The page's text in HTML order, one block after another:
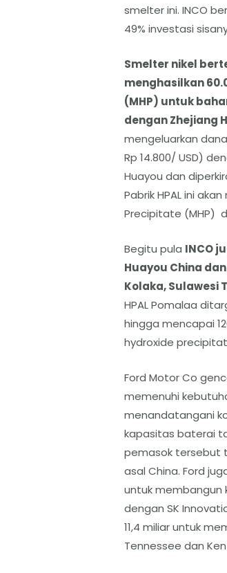
smelter ini. INCO
49% investasi
Smelter nikel
menghasilkan
(MHP) untuk
dengan Zhejiang
mengeluarkan dana
Rp 14.800/ USD)
Huayou dan
Pabrik HPAL ini
Precipitate (MHP)
Begitu pula INCO
Huayou China
Kolaka, Sulawesi
HPAL Pomalaa
hingga mencapai
hydroxide
Ford Motor Co
memenuhi
menandatangani
kapasitas baterai
pemasok tersebut
asal China. Ford
untuk membangun
dengan SK
11,4 miliar untuk
Tennessee dan